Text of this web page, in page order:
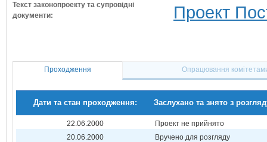
Текст законопроекту та супровідні
документи:
Проект
Проходження Опрацювання
Дати та стан проходження: Заслухано та знято з
22.06.2000
Проект не прийнято
20.06.2000
Вручено для розгляду